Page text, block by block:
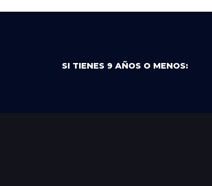
SI TIENES 9 AÑOS O MENOS: